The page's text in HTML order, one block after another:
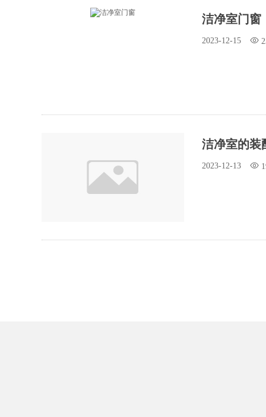
洁净室门窗
2023-12-15
洁净室的装
2023-12-13